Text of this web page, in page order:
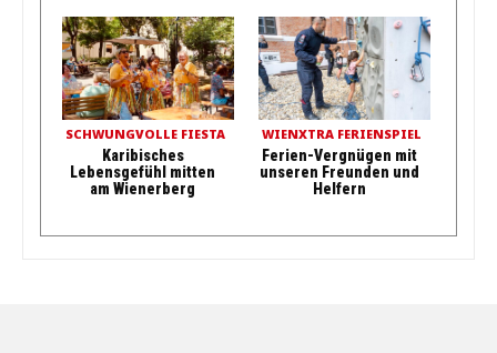
SCHWUNGVOLLE FIESTA
Karibisches
Lebensgefühl mitten
am Wienerberg
WIENXTRA FERIENSPIEL
Ferien-Vergnügen mit
unseren Freunden und
Helfern